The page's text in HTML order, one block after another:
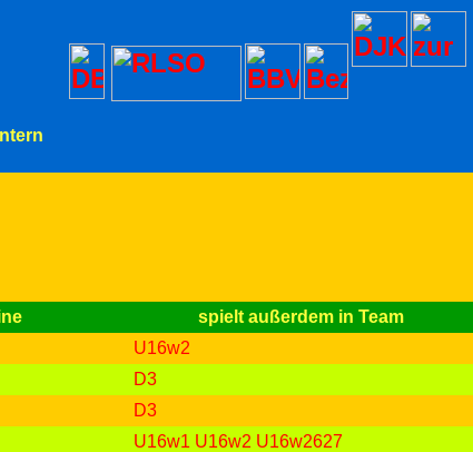
Intern
spielt außerdem in Team
U16w2
D3
D3
U16w1 U16w2 U16w2627